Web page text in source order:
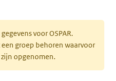
voor OSPAR.
groep behoren waarvoor
zijn opgenomen.